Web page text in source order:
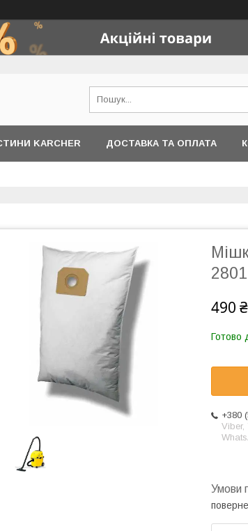
KARCHER ДОСТАВКА ТА ОПЛАТА
2801
490 ₴
Готово
+380
Viber,